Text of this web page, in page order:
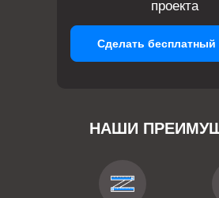
НАШИ
проекта
Сделать бесплатный